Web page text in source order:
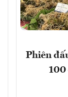
Phiên
100